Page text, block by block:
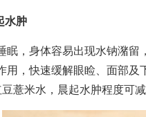
肿
，身体容易出现水钠潴留
用，快速缓解眼睑、面部
薏米水，晨起水肿程度可减